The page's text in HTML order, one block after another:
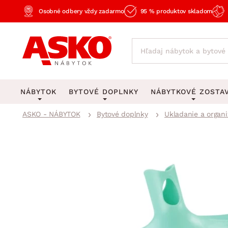
Osobné odbery vždy zadarmo 95 % produktov skladom
NÁBYTOK BYTOVÉ DOPLNKY
Lustre a závesné
Stojacie lampy
Zobrazit vše
NÁBYTKOVÉ
Kuchynské
Detské zostavy
Predsieňové
ASKO - NÁBYTOK Bytové doplnky Ukladanie a